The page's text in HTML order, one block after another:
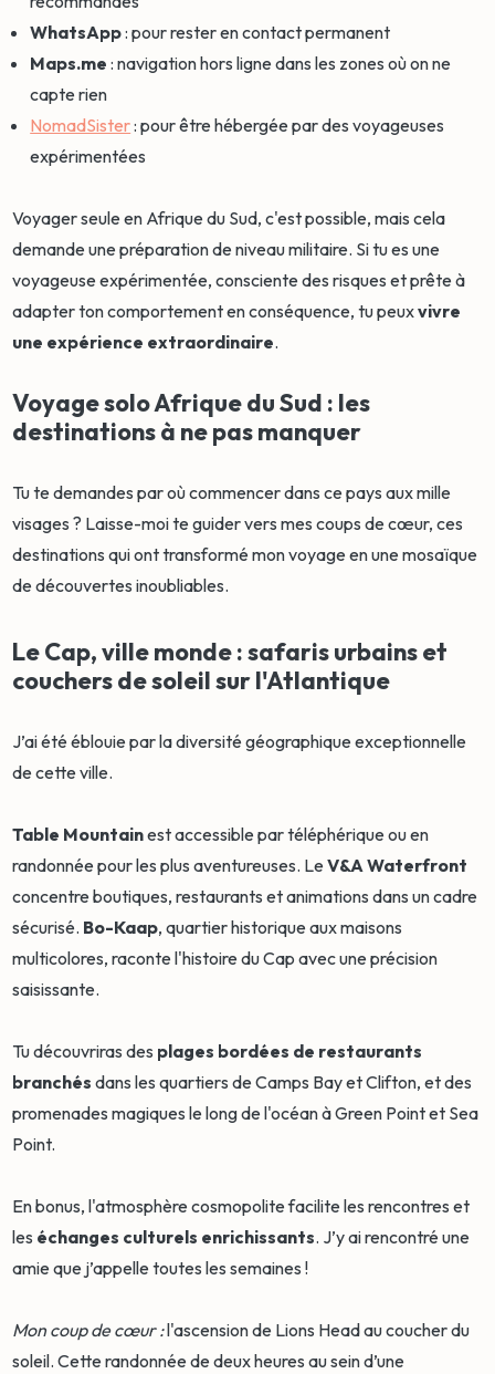
WhatsApp: pour rester en contact permanent
Maps.me : navigation hors ligne dans les zones où on ne
capte rien
NomadSister: pour être hébergée par des voyageuses
expérimentées
Voyager seule en Afrique du Sud, c'est possible, mais cela
demande une préparation de niveau militaire. Si tu es une
voyageuse expérimentée, consciente des risques et prête à
adapter ton comportement en conséquence, tu peuxvivre
une expérience extraordinaire.
Voyage solo Afrique du Sud : les
destinations à ne pas manquer
Tu te demandes par où commencer dans ce pays aux mille
visages ? Laisse-moi te guider vers mes coups de cœur, ces
destinations qui ont transformé mon voyage en une mosaïque
de découvertes inoubliables.
Le Cap, ville monde : safaris urbains et
couchers de soleil sur l'Atlantique
J’ai été éblouie par la diversité géographique exceptionnelle
de cette ville.
Table Mountainest accessible par téléphérique ou en
randonnée pour les plus aventureuses. LeV&A Waterfront
concentre boutiques, restaurants et animations dans un cadre
sécurisé. Bo-Kaap, quartier historique aux maisons
multicolores, raconte l'histoire du Cap avec une précision
saisissante.
Tu découvriras des plages bordées de restaurants
branchés dans les quartiers de Camps Bay et Clifton, et des
promenades magiques le long de l'océan à Green Point et Sea
Point.
En bonus, l'atmosphère cosmopolite facilite les rencontres et
les échanges culturels enrichissants. J’y ai rencontré une
amie que j’appelle toutes les semaines !
Mon coup de cœur :l'ascension de Lions Head au coucher du
soleil. Cette randonnée de deux heures au sein d’une